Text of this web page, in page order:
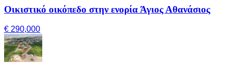
Οικιστικό οικόπεδο στην ενορία Άγιος Αθανάσιος
€ 290,000